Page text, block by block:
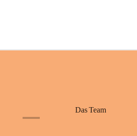
Das Team